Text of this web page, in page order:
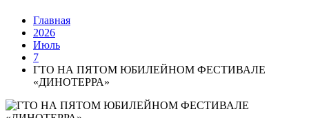
Главная
2026
Июль
7
ГТО НА ПЯТОМ ЮБИЛЕЙНОМ ФЕСТИВАЛЕ
«ДИНОТЕРРА»